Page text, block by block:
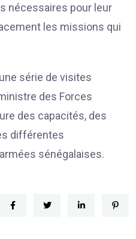
nécessaires pour leur
les missions qui
série de visites
des Forces
des capacités, des
différentes
sénégalaises.